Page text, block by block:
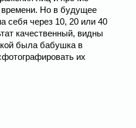
времени. Но в будущее
себя через 10, 20 или 40
качественный, видны
была бабушка в
их